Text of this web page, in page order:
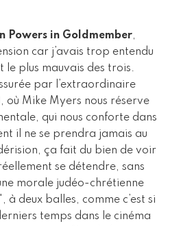
Powers in Goldmember,
car j’avais trop entendu
le plus mauvais des trois.
par l’extraordinaire
où Mike Myers nous réserve
qui nous conforte dans
il ne se prendra jamais au
ça fait du bien de voir
se détendre, sans
morale judéo-chrétienne
deux balles, comme c’est si
temps dans le cinéma